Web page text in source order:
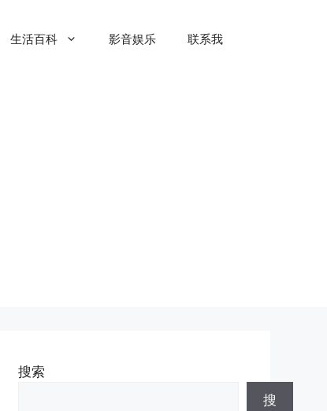
生活百科 影音娱乐 联系我
搜索
搜